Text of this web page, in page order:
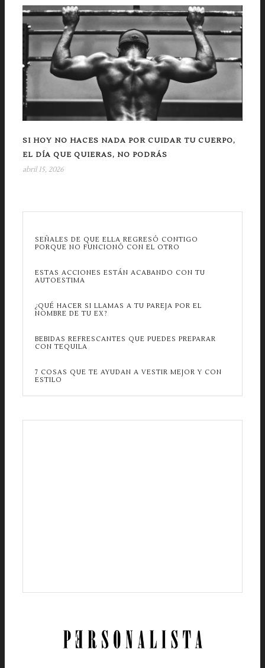
SI HOY NO HACES NADA POR CUIDAR TU CUERPO,
EL DÍA QUE QUIERAS, NO PODRÁS
abril 15, 2026
SEÑALES DE QUE ELLA REGRESÓ CONTIGO
PORQUE NO FUNCIONÓ CON EL OTRO
ESTAS ACCIONES ESTÁN ACABANDO CON TU
AUTOESTIMA
¿QUÉ HACER SI LLAMAS A TU PAREJA POR EL
NOMBRE DE TU EX?
BEBIDAS REFRESCANTES QUE PUEDES PREPARAR
CON TEQUILA
7 COSAS QUE TE AYUDAN A VESTIR MEJOR Y CON
ESTILO